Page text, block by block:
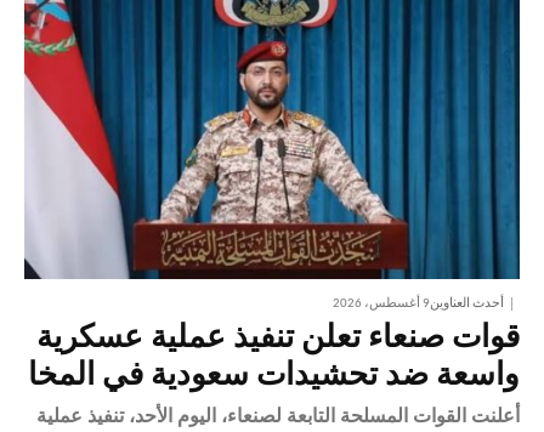
أحدث العناوين9 أغسطس، 2026
قوات صنعاء تعلن تنفيذ عملية عسكرية
واسعة ضد تحشيدات سعودية في المخا
​أعلنت القوات المسلحة التابعة لصنعاء، اليوم الأحد، تنفيذ عملية